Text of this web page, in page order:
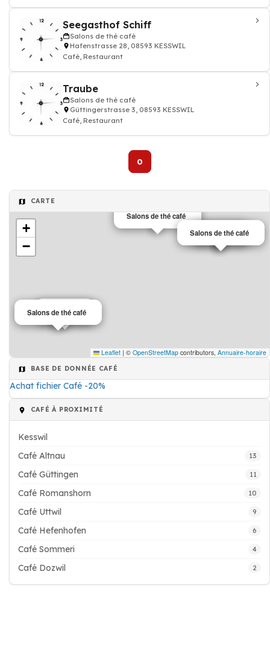
Seegasthof Schiff
Salons de thé café
Hafenstrasse 28, 08593 KESSWIL
Café, Restaurant
Traube
Salons de thé café
Güttingerstrasse 3, 08593 KESSWIL
Café, Restaurant
0
CARTE
Salons de thé café
Café
Café
Salons de thé café
Salons de thé café
+
−
Leaflet | © OpenStreetMap contributors, Annuaire-horaire
BASE DE DONNÉE CAFÉ
Achat fichier Café -20%
CAFÉ À PROXIMITÉ
Kesswil
Café Altnau
13
Café Güttingen 11
Café Romanshorn 10
Café Uttwil 9
Café Hefenhofen 6
Café Sommeri 4
Café Dozwil 2